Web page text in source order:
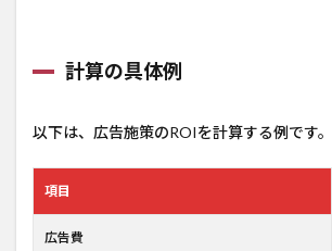
計算の具体例
以下は、広告施策のROIを計算する例です。
項目
広告費